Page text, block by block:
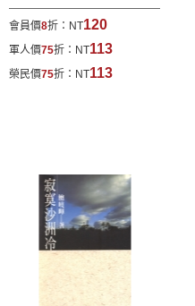
，訂購後48小時內回覆運
內以郵寄方式寄送到您
會員價8折： NT120
軍人價75折： NT113
榮民價75折： NT113